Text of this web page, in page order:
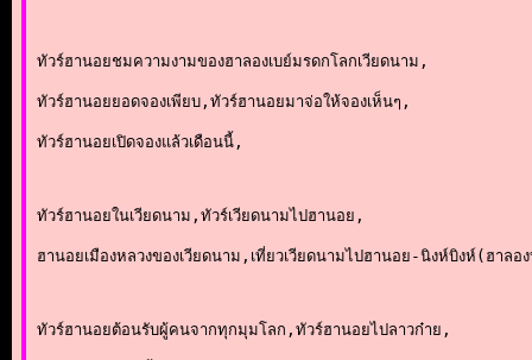
ทัวร์ฮานอยชมความงามของฮาลองเบย์มรดกโลกเวียดนาม,
ทัวร์ฮานอยยอดจองเพียบ,ทัวร์ฮานอยมาจ่อให้จองเห็นๆ,
ทัวร์ฮานอยเปิดจองแล้วเดือนนี้,
ทัวร์ฮานอยในเวียดนาม,ทัวร์เวียดนามไปฮานอย,
ฮานอยเมืองหลวงของเวียดนาม,เที่ยวเวียดนามไปฮานอย-นิงห์บิงห์(ฮา
ทัวร์ฮานอยต้อนรับผู้คนจากทุกมุมโลก,ทัวร์ฮานอยไปลาวก๋าย,